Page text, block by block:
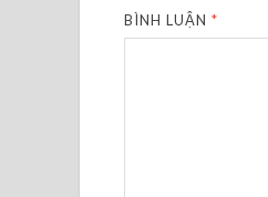
BÌNH LUẬN*